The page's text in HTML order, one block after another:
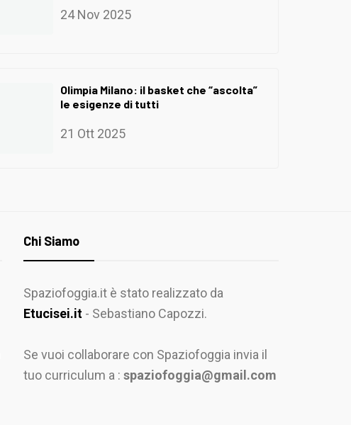
24 Nov 2025
Olimpia Milano: il basket che “ascolta”
le esigenze di tutti
21 Ott 2025
Chi Siamo
Spaziofoggia.it è stato realizzato da
Etucisei.it - Sebastiano Capozzi.
Se vuoi collaborare con Spaziofoggia invia il
tuo curriculum a : spaziofoggia@gmail.com